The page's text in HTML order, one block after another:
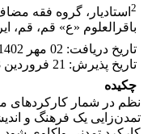
2 استادیار، گروه فقه
باقرالعلوم «ع» قم، قم،
تاریخ دریافت: 02 مهر 1402
تاریخ پذیرش: 21 فروردین 1403
چکیده
نظم در شمار کارکردهای
تمدن‌زایی یک فرهنگ و